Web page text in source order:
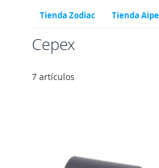
Tienda Zodiac Tienda
Cepex
7 artículos